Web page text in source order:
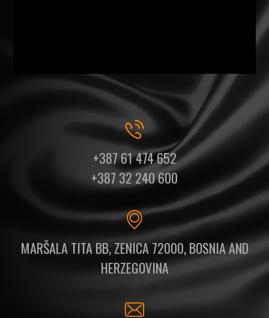
+387 61 474 652
+387 32 240 600
MARŠALA TITA BB, ZENICA 72000, BOSNIA AND
HERZEGOVINA